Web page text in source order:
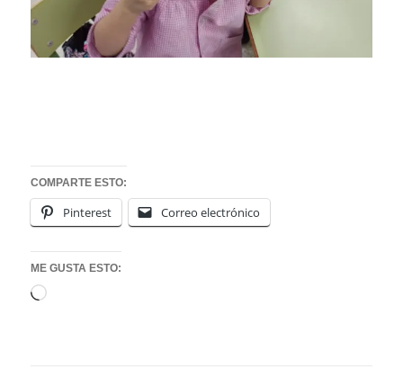
COMPARTE ESTO:
Pinterest Correo electrónico
ME GUSTA ESTO:
Cargando...